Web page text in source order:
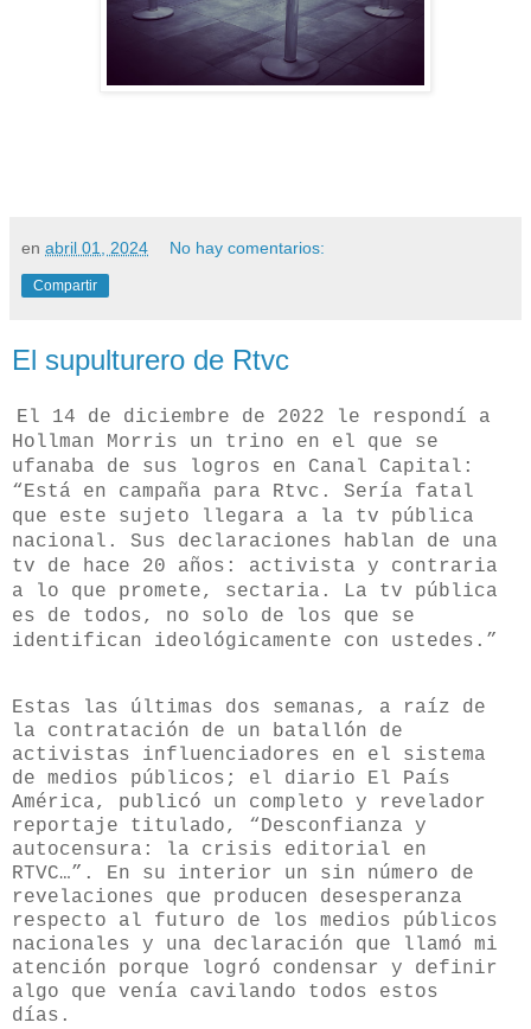
en abril 01, 2024 No hay comentarios:
Compartir
El supulturero de Rtvc
El 14 de diciembre de 2022 le respondí a
Hollman Morris un trino en el que se
ufanaba de sus logros en Canal Capital:
“Está en campaña para Rtvc. Sería fatal
que este sujeto llegara a la tv pública
nacional. Sus declaraciones hablan de una
tv de hace 20 años: activista y contraria
a lo que promete, sectaria. La tv pública
es de todos, no solo de los que se
identifican ideológicamente con ustedes.”
Estas las últimas dos semanas, a raíz de
la contratación de un batallón de
activistas influenciadores en el sistema
de medios públicos; el diario El País
América, publicó un completo y revelador
reportaje titulado, “Desconfianza y
autocensura: la crisis editorial en
RTVC…”. En su interior un sin número de
revelaciones que producen desesperanza
respecto al futuro de los medios públicos
nacionales y una declaración que llamó mi
atención porque logró condensar y definir
algo que venía cavilando todos estos
días.